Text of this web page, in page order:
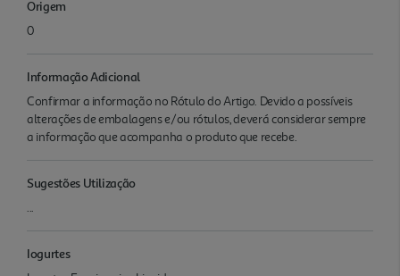
Origem
0
Informação Adicional
Confirmar a informação no Rótulo do Artigo. Devido a possíveis
alterações de embalagens e/ou rótulos, deverá considerar sempre
a informação que acompanha o produto que recebe.
Sugestões Utilização
...
Iogurtes